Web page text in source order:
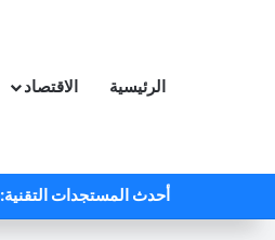
الرئيسية الاقتصاد
أحدث المستجدات التقنية: